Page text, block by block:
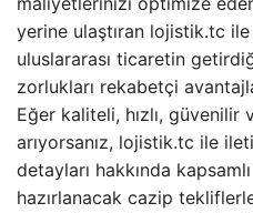
yerine ulaştıran lojistik.tc
uluslararası ticaretin
zorlukları rekabetçi
Eğer kaliteli, hızlı,
arıyorsanız, lojistik.tc ile
detayları hakkında
hazırlanacak cazip